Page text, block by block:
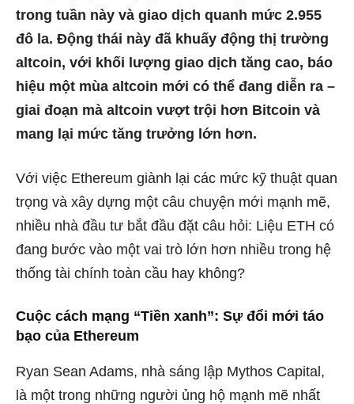
trong tuần này và giao dịch quanh mức 2.955
đô la. Động thái này đã khuấy động thị trường
altcoin, với khối lượng giao dịch tăng cao, báo
hiệu một mùa altcoin mới có thể đang diễn ra –
giai đoạn mà altcoin vượt trội hơn Bitcoin và
mang lại mức tăng trưởng lớn hơn.
Với việc Ethereum giành lại các mức kỹ thuật quan
trọng và xây dựng một câu chuyện mới mạnh mẽ,
nhiều nhà đầu tư bắt đầu đặt câu hỏi: Liệu ETH có
đang bước vào một vai trò lớn hơn nhiều trong hệ
thống tài chính toàn cầu hay không?
Cuộc cách mạng “Tiền xanh”: Sự đổi mới táo
bạo của Ethereum
Ryan Sean Adams, nhà sáng lập Mythos Capital,
là một trong những người ủng hộ mạnh mẽ nhất